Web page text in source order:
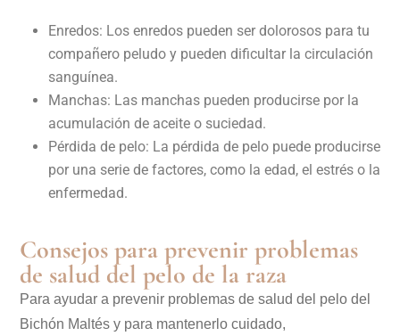
Enredos: Los enredos pueden ser dolorosos para tu
compañero peludo y pueden dificultar la circulación
sanguínea.
Manchas: Las manchas pueden producirse por la
acumulación de aceite o suciedad.
Pérdida de pelo: La pérdida de pelo puede producirse
por una serie de factores, como la edad, el estrés o la
enfermedad.
Consejos para prevenir problemas
de salud del pelo de la raza
Para ayudar a prevenir problemas de salud del pelo del
Bichón Maltés y para mantenerlo cuidado,